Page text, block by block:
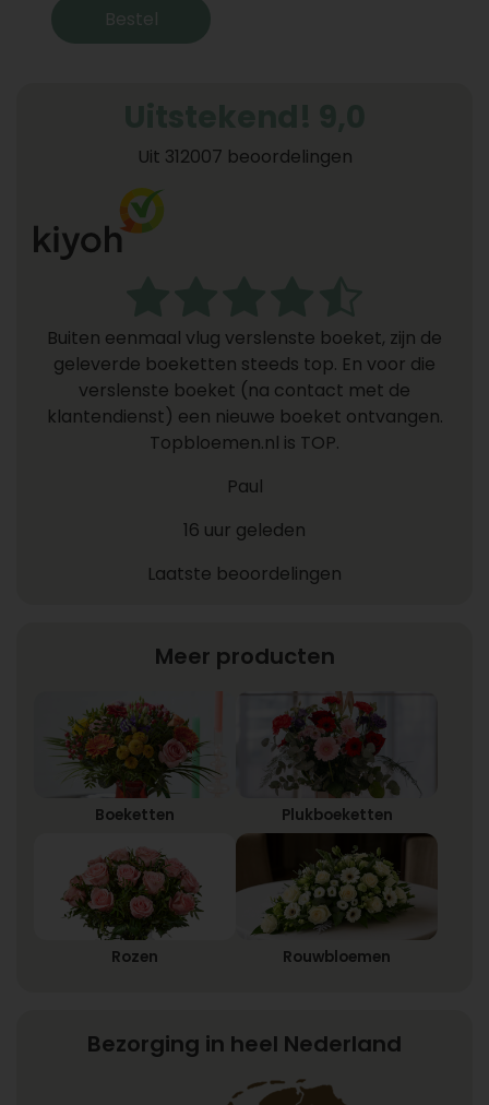
Bestel
Uit 312007 beoordelingen
Buiten eenmaal vlug verslenste boeket, zijn de
geleverde boeketten steeds top. En voor die
verslenste boeket (na contact met de
klantendienst) een nieuwe boeket ontvangen.
Topbloemen.nl is TOP.
Paul
16 uur geleden
Laatste beoordelingen
Meer producten
Boeketten Plukboeketten
Rozen Rouwbloemen
Bezorging in heel Nederland